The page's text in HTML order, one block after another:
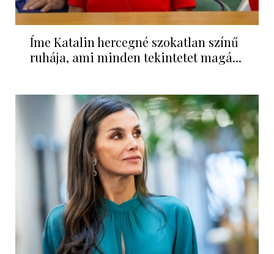
Íme Katalin hercegné szokatlan színű
ruhája, ami minden tekintetet magá...